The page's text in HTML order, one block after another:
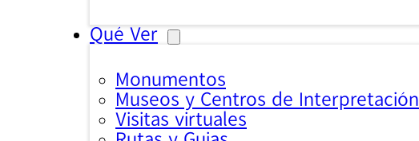
Qué Ver
Monumentos
Museos y Centros de Interpretación
Visitas virtuales